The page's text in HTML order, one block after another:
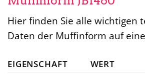
Hier finden Sie alle wichtigen
Daten der Muffinform auf
EIGENSCHAFT
WERT